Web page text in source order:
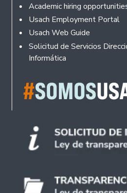
Academic hiring
Usach Employment Portal
Usach Web Guide
Solicitud de Servicios
Informática